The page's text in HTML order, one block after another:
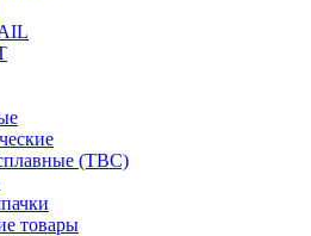
(ТВС)
товары